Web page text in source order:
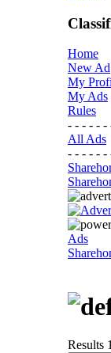
Home
New Ad
My
My Ads
Rules
- - - - - -
All Ads
- - - - - -
Ads
Results